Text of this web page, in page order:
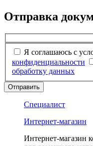
Отправка
Я соглашаюсь с
конфиденциальности
обработку данных
Отправить
Специалист
Интернет-магазин
Интернет-магазин